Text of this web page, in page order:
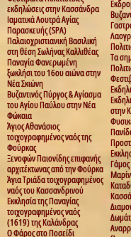
εκδηλώσεις στην Κασσάνδρα
Ιαματικά Λουτρά Αγίας
Παρασκευής (SPA)
Παλαιοχριστιανική Βασιλική
στη θέση Σωλήνας Καλλιθέας
Παναγία Φανερωμένη
ξωκλήσι του 16ου αιώνα στην
Νέα Σκιώνη
Βυζαντινός Πύργος & Αγίασμα
του Αγίου Παύλου στην Νέα
Φώκαια
Άγιος Αθανάσιος
τοιχογραφημένος ναός της
Φούρκας
Ξενοφών Παιονίδης επιφανής
αρχιτέκτωνας από την Φούρκα
Άγια Τριάδα τοιχογραφημένος
ναός του Κασσανδρινού
Εκκλησία της Παναγίας
τοιχογραφημένος ναός
(1619) της Καλάνδρας
Ο Φάρος στο Ποσείδι
Τα
στην